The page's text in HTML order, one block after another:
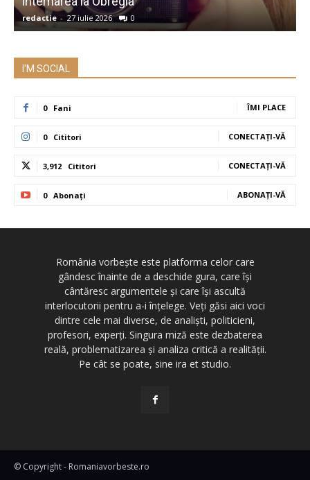
redactie - 27 iulie 2026 0
I'M SOCIAL
0 Fani ÎMI PLACE
0 Cititori CONECTAȚI-VĂ
3,912 Cititori CONECTAȚI-VĂ
0 Abonați ABONAȚI-VĂ
România vorbește este platforma celor care
gândesc înainte de a deschide gura, care își
cântăresc argumentele și care își ascultă
interlocutorii pentru a-i înțelege. Veți găsi aici voci
dintre cele mai diverse, de analiști, politicieni,
profesori, experți. Singura miză este dezbaterea
reală, problematizarea și analiza critică a realității.
Pe cât se poate, sine ira et studio.
© Copyright - Romaniavorbeste.ro